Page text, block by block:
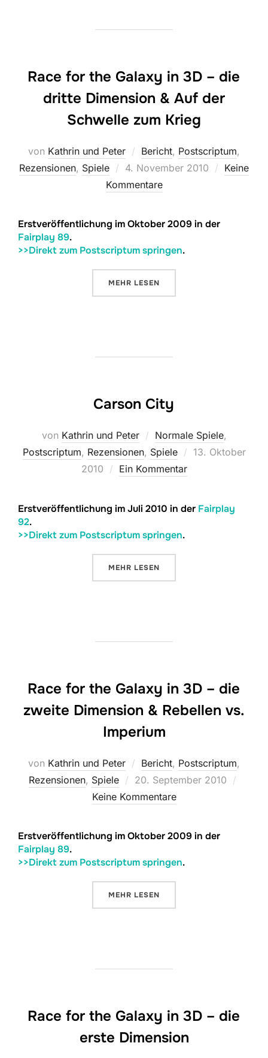
Race for the Galaxy in 3D – die
dritte Dimension & Auf der
Schwelle zum Krieg
von Kathrin und Peter Bericht, Postscriptum,
Rezensionen, Spiele
Veröffentlicht
am
4. November 2010
Keine
Kommentare
Erstveröffentlichung im Oktober 2009 in der
Fairplay 89.
>>Direkt zum Postscriptum springen.
MEHR ÜBER „RACE FOR THE GALAXY
LESEN
Carson City
von Kathrin und Peter Normale Spiele,
Postscriptum, Rezensionen, Spiele
Veröffentlicht
13. Oktober
2010
Ein Kommentar
Erstveröffentlichung im Juli 2010 in der Fairplay
92.
>>Direkt zum Postscriptum springen.
MEHR ÜBER „CARSON CITY“
LESEN
Race for the Galaxy in 3D – die
zweite Dimension & Rebellen vs.
Imperium
von Kathrin und Peter Bericht, Postscriptum,
Rezensionen, Spiele
Veröffentlicht
am
20. September 2010
Keine Kommentare
Erstveröffentlichung im Oktober 2009 in der
Fairplay 89.
>>Direkt zum Postscriptum springen.
MEHR ÜBER „RACE FOR THE GALAXY
LESEN
Race for the Galaxy in 3D – die
erste Dimension